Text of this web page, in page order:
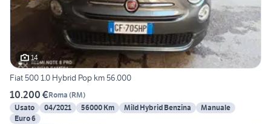
14
Fiat 500 1.0 Hybrid Pop km 56.000
10.200 €Roma (RM)
Usato
04/2021 56000 Km Mild Hybrid Benzina
Manuale
Euro 6